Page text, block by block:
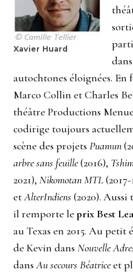
Xavier Huard
autochtones éloignées. En
Marco Collin et Charles
théâtre Productions
codirige toujours
scène des projetsPuamun
arbre sans feuille(2016),
2021),Nikomotan MTL
etAlterIndiens (2020).
il remporte leprix Best
au Texas en 2015. Au
de Kevin dansNouvelle
dansAu secours Béatriceet